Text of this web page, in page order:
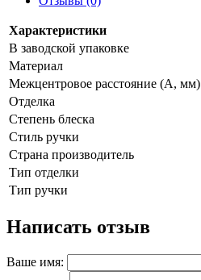
Характеристики
В заводской упаковке
Материал
Межцентровое расстояние (A, мм)
Отделка
Степень блеска
Стиль ручки
Страна производитель
Тип отделки
Тип ручки
Написать отзыв
Ваше имя: